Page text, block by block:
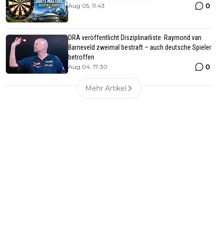
Aug 05, 11:43 0
DRA veröffentlicht Disziplinarliste: Raymond van
Barneveld zweimal bestraft – auch deutsche Spieler
betroffen
Aug 04, 17:30 0
Mehr Artikel